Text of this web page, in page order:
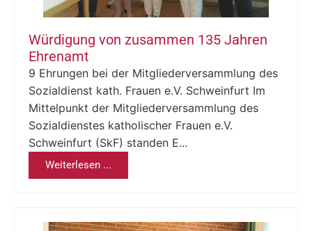
Würdigung von zusammen 135 Jahren
Ehrenamt
9 Ehrungen bei der Mitgliederversammlung des
Sozialdienst kath. Frauen e.V. Schweinfurt Im
Mittelpunkt der Mitgliederversammlung des
Sozialdienstes katholischer Frauen e.V.
Schweinfurt (SkF) standen E...
Weiterlesen ...